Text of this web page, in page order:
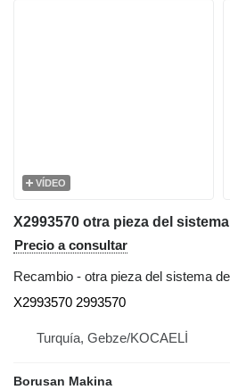
VÍDEO
Precio a consultar
Recambio - otra pieza del sistema
X2993570 2993570
Turquía, Gebze/KOCAELİ
Borusan Makina